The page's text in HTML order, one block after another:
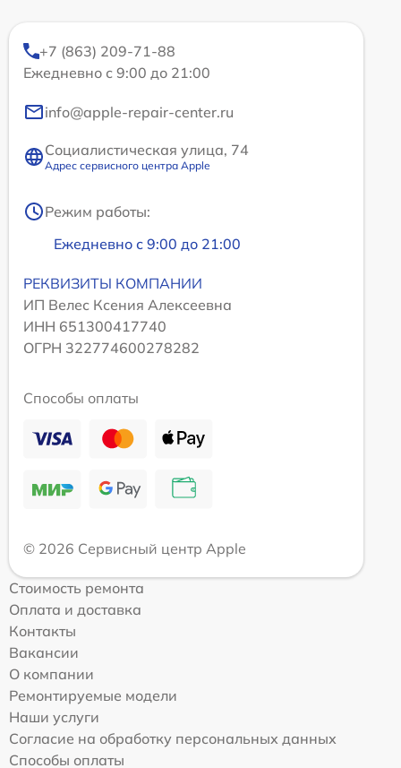
+7 (863) 209-71-88
Ежедневно с 9:00 до 21:00
info@apple-repair-center.ru
Социалистическая улица, 74
Адрес сервисного центра Apple
Режим работы:
Ежедневно с 9:00 до 21:00
РЕКВИЗИТЫ КОМПАНИИ
ИП Велес Ксения Алексеевна
ИНН 651300417740
ОГРН 322774600278282
Способы оплаты
© 2026 Сервисный центр Apple
Стоимость ремонта
Оплата и доставка
Контакты
Вакансии
О компании
Ремонтируемые модели
Наши услуги
Согласие на обработку персональных данных
Способы оплаты